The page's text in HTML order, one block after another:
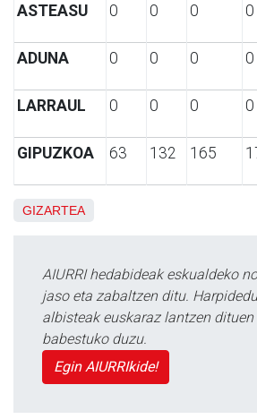
ASTEASU 0 0 0 0
ADUNA 0 0 0 0
LARRAUL 0 0 0 0
GIPUZKOA 63 132 165
GIZARTEA
AIURRI hedabideak eskualdeko
jaso eta zabaltzen ditu.
albisteak euskaraz lantzen
babestuko duzu.
Egin AIURRIkide!